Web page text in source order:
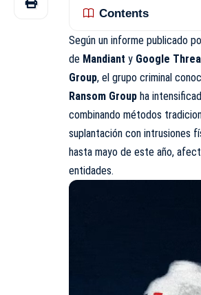
Contents
Según un informe publicado
de Mandiant y Google
Group, el grupo criminal
Ransom Group ha
combinando métodos
suplantación con intrusiones
hasta mayo de este año,
entidades.